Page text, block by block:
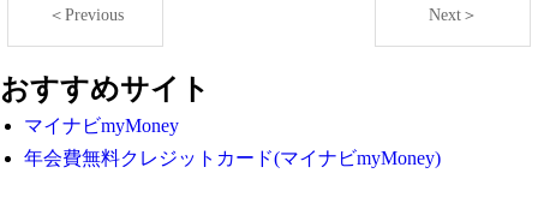
＜Previous Next＞
おすすめサイト
マイナビmyMoney
年会費無料クレジットカード(マイナビmyMoney)